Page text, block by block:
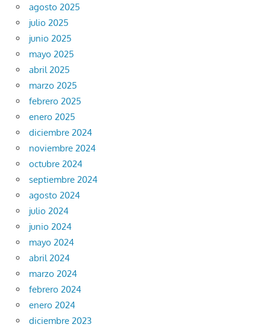
agosto 2025
julio 2025
junio 2025
mayo 2025
abril 2025
marzo 2025
febrero 2025
enero 2025
diciembre 2024
noviembre 2024
octubre 2024
septiembre 2024
agosto 2024
julio 2024
junio 2024
mayo 2024
abril 2024
marzo 2024
febrero 2024
enero 2024
diciembre 2023